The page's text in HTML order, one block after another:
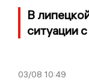
В
ситуации
03/08 10:49